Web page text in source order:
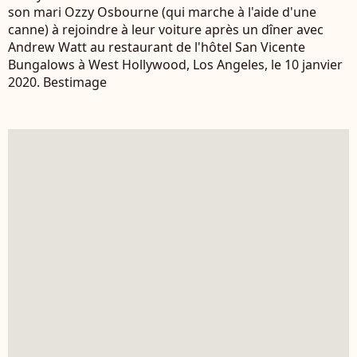
son mari Ozzy Osbourne (qui marche à l'aide d'une
canne) à rejoindre à leur voiture après un dîner avec
Andrew Watt au restaurant de l'hôtel San Vicente
Bungalows à West Hollywood, Los Angeles, le 10 janvier
2020. Bestimage